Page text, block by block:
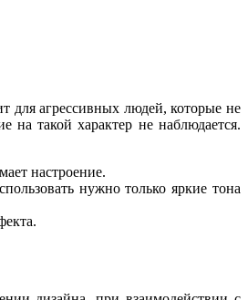
для агрессивных людей, которые не
на такой характер не наблюдается.
настроение.
нужно только яркие тона